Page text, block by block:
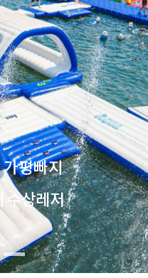
평빠지
수상레저